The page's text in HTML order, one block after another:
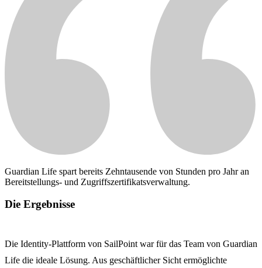
Guardian Life spart bereits Zehntausende von Stunden pro Jahr an
Bereitstellungs- und Zugriffszertifikatsverwaltung.
Die Ergebnisse
Die Identity-Plattform von SailPoint war für das Team von Guardian
Life die ideale Lösung. Aus geschäftlicher Sicht ermöglichte